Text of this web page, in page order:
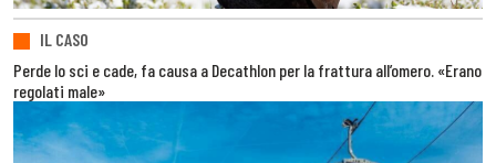
IL CASO
Perde lo sci e cade, fa causa a Decathlon per la frattura all’omero. «Erano
regolati male»